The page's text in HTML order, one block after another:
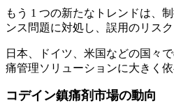
もう 1 つの新たなトレンドは、
ンス問題に対処し、誤用のリスク
日本、ドイツ、米国などの国々
痛管理ソリューションに大きく
コデイン鎮痛剤市場の動向